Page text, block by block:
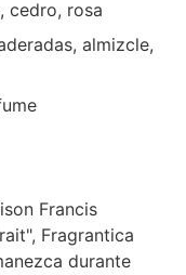
cedro, rosa
almizcle,
Francis
Fragrantica
durante